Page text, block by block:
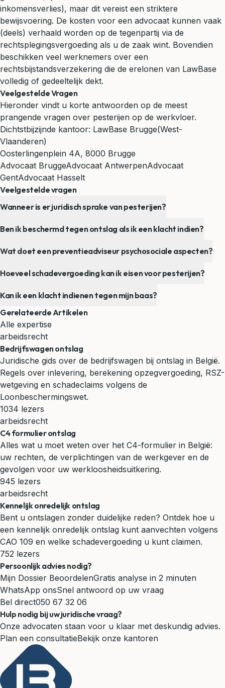
inkomensverlies), maar dit vereist een striktere
bewijsvoering. De kosten voor een advocaat kunnen vaak
(deels) verhaald worden op de tegenpartij via de
rechtsplegingsvergoeding als u de zaak wint. Bovendien
beschikken veel werknemers over een
rechtsbijstandsverzekering die de erelonen van LawBase
volledig of gedeeltelijk dekt.
Veelgestelde Vragen
Hieronder vindt u korte antwoorden op de meest
prangende vragen over pesterijen op de werkvloer.
Dichtstbijzijnde kantoor: LawBase Brugge(West-
Vlaanderen)
Oosterlingenplein 4A, 8000 Brugge
Advocaat BruggeAdvocaat AntwerpenAdvocaat
GentAdvocaat Hasselt
Veelgestelde vragen
Wanneer is er juridisch sprake van pesterijen?
Ben ik beschermd tegen ontslag als ik een klacht indien?
Wat doet een preventieadviseur psychosociale aspecten?
Hoeveel schadevergoeding kan ik eisen voor pesterijen?
Kan ik een klacht indienen tegen mijn baas?
Gerelateerde Artikelen
Alle expertise
arbeidsrecht
Bedrijfswagen ontslag
Juridische gids over de bedrijfswagen bij ontslag in België.
Regels over inlevering, berekening opzegvergoeding, RSZ-
wetgeving en schadeclaims volgens de
Loonbeschermingswet.
1034 lezers
arbeidsrecht
C4 formulier ontslag
Alles wat u moet weten over het C4-formulier in België:
uw rechten, de verplichtingen van de werkgever en de
gevolgen voor uw werkloosheidsuitkering.
945 lezers
arbeidsrecht
Kennelijk onredelijk ontslag
Bent u ontslagen zonder duidelijke reden? Ontdek hoe u
een kennelijk onredelijk ontslag kunt aanvechten volgens
CAO 109 en welke schadevergoeding u kunt claimen.
752 lezers
Persoonlijk advies nodig?
Mijn Dossier BeoordelenGratis analyse in 2 minuten
WhatsApp onsSnel antwoord op uw vraag
Bel direct050 67 32 06
Hulp nodig bij uw juridische vraag?
Onze advocaten staan voor u klaar met deskundig advies.
Plan een consultatieBekijk onze kantoren